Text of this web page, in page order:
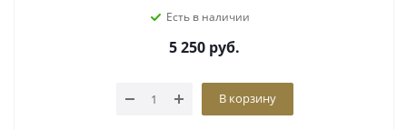
Есть в наличии
5 250 руб.
В корзину